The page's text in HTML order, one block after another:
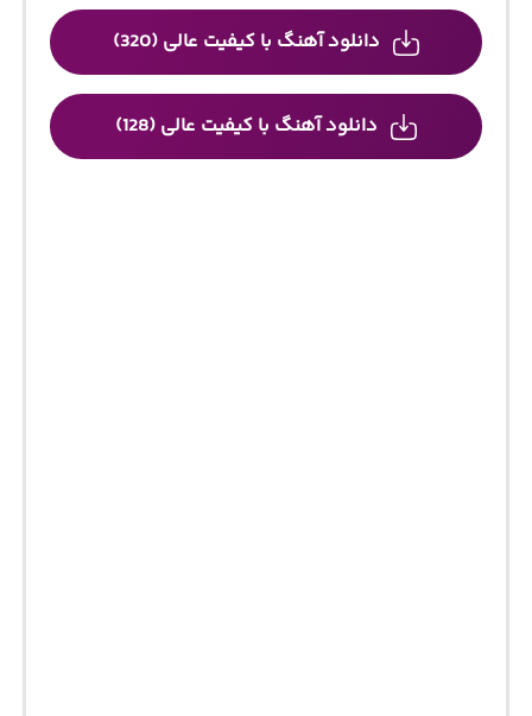
دانلود آهنگ با کیفیت عالی (320)
دانلود آهنگ با کیفیت عالی (128)